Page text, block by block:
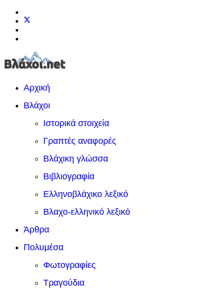
Αρχική
Βλάχοι
Ιστορικά στοιχεία
Γραπτές αναφορές
Βλάχικη γλώσσα
Βιβλιογραφία
Ελληνοβλάχικο λεξικό
Βλαχο-ελληνικό λεξικό
Άρθρα
Πολυμέσα
Φωτογραφίες
Τραγούδια